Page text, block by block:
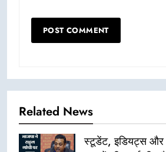
Related News
स्टूडेंट, इडियट्स